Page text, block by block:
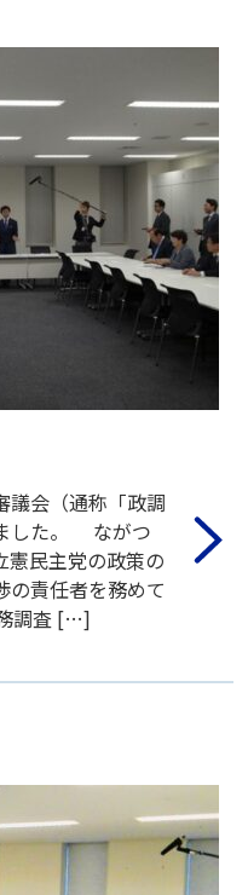
会（通称「政調
した。 ながつ
憲民主党の政策の
の責任者を務めて
調査 […]